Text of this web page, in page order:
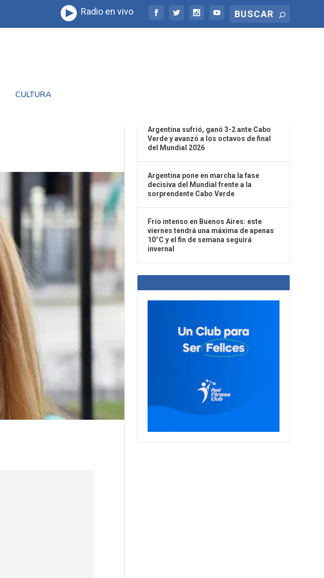
Radio en vivo
CULTURA
Argentina sufrió, ganó 3-2 ante Cabo
Verde y avanzó a los octavos de final
del Mundial 2026
Argentina pone en marcha la fase
decisiva del Mundial frente a la
sorprendente Cabo Verde
Frío intenso en Buenos Aires: este
viernes tendrá una máxima de apenas
10°C y el fin de semana seguirá
invernal